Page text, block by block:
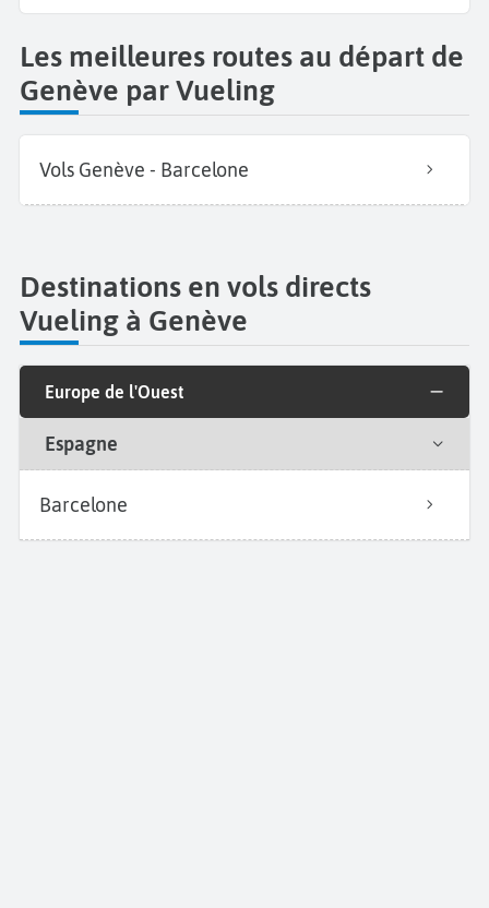
Les meilleures routes au départ de
Genève par Vueling
Vols Genève - Barcelone
Destinations en vols directs
Vueling à Genève
Europe de l'Ouest
Espagne
Barcelone